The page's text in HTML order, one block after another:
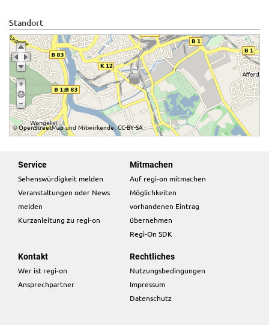
Standort
©OpenStreetMapund Mitwirkende ,CC-BY-SA
Service
Sehenswürdigkeit melden
Veranstaltungen oder News
melden
Kurzanleitung zu regi-on
Mitmachen
Auf regi-on mitmachen
Möglichkeiten
vorhandenen Eintrag
übernehmen
Regi-On SDK
Kontakt
Wer ist regi-on
Ansprechpartner
Rechtliches
Nutzungsbedingungen
Impressum
Datenschutz